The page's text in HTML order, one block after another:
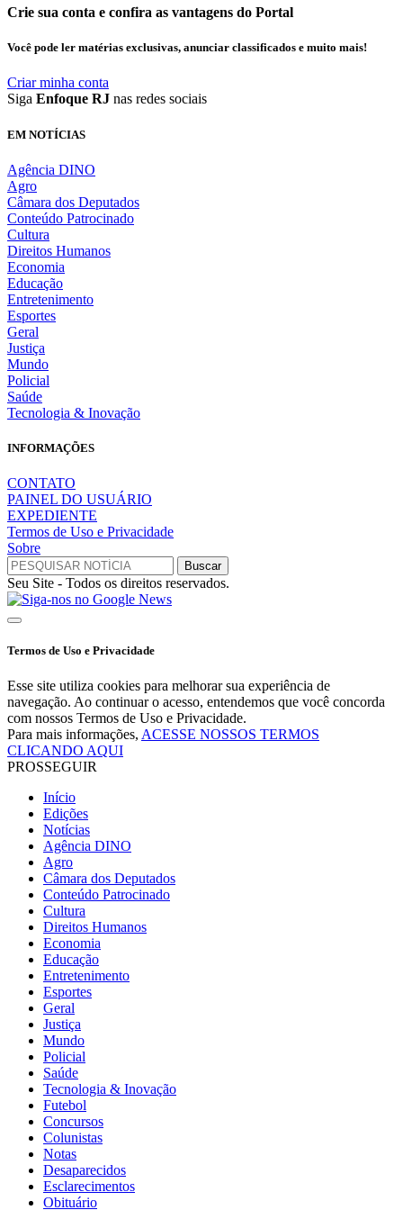
Crie sua conta e confira as vantagens do Portal
Você pode ler matérias exclusivas, anunciar classificados e muito mais!
Criar minha conta
Siga Enfoque RJ nas redes sociais
EM NOTÍCIAS
Agência DINO
Agro
Câmara dos Deputados
Conteúdo Patrocinado
Cultura
Direitos Humanos
Economia
Educação
Entretenimento
Esportes
Geral
Justiça
Mundo
Policial
Saúde
Tecnologia & Inovação
INFORMAÇÕES
CONTATO
PAINEL DO USUÁRIO
EXPEDIENTE
Termos de Uso e Privacidade
Sobre
Seu Site - Todos os direitos reservados.
Termos de Uso e Privacidade
Esse site utiliza cookies para melhorar sua experiência de
navegação. Ao continuar o acesso, entendemos que você concorda
com nossos Termos de Uso e Privacidade.
Para mais informações, ACESSE NOSSOS TERMOS
CLICANDO AQUI
PROSSEGUIR
Início
Edições
Notícias
Agência DINO
Agro
Câmara dos Deputados
Conteúdo Patrocinado
Cultura
Direitos Humanos
Economia
Educação
Entretenimento
Esportes
Geral
Justiça
Mundo
Policial
Saúde
Tecnologia & Inovação
Futebol
Concursos
Colunistas
Notas
Desaparecidos
Esclarecimentos
Obituário